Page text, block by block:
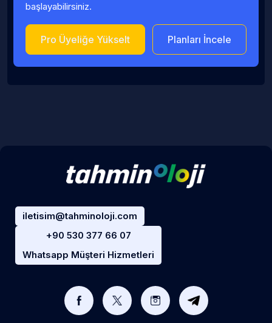
başlayabilirsiniz.
Pro Üyeliğe Yükselt Planları İncele
iletisim@tahminoloji.com
+90 530 377 66 07
Whatsapp Müşteri Hizmetleri